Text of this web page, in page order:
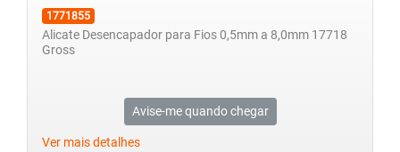
1771855
Alicate Desencapador para Fios 0,5mm a 8,0mm 17718
Gross
Avise-me quando chegar
Ver mais detalhes